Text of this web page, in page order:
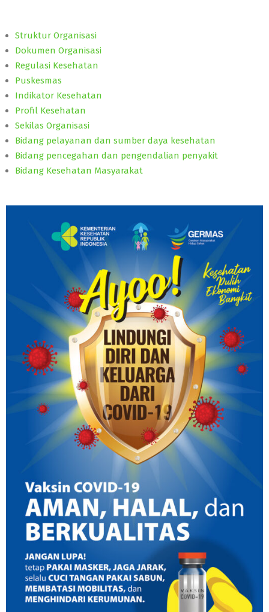
Struktur Organisasi
Dokumen Organisasi
Regulasi Kesehatan
Puskesmas
Indikator Kesehatan
Profil Kesehatan
Sekilas Organisasi
Bidang pelayanan dan sumber daya kesehatan
Bidang pencegahan dan pengendalian penyakit
Bidang Kesehatan Masyarakat